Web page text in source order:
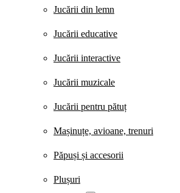
Jucării din lemn
Jucării educative
Jucării interactive
Jucării muzicale
Jucării pentru pătuț
Mașinuțe, avioane, trenuri
Păpuși și accesorii
Plușuri